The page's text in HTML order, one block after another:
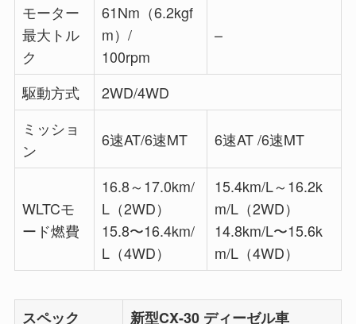
モーター
最大トル
ク
61Nm（6.2kgf
m）/
100rpm
–
駆動方式
2WD/4WD
ミッショ
ン
6速AT/6速MT 6速AT /6速MT
WLTCモ
ード燃費
16.8～17.0km/
L（2WD）
15.8〜16.4km/
L（4WD）
15.4km/L～16.2k
m/L（2WD）
14.8km/L〜15.6k
m/L（4WD）
スペック 新型CX-30 ディーゼル車